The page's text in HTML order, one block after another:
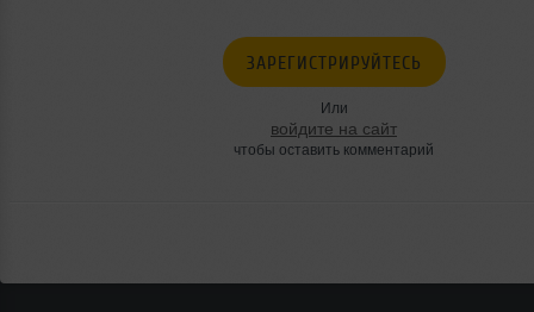
ЗАРЕГИСТРИРУЙТЕСЬ
Или
войдите на сайт
чтобы оставить комментарий